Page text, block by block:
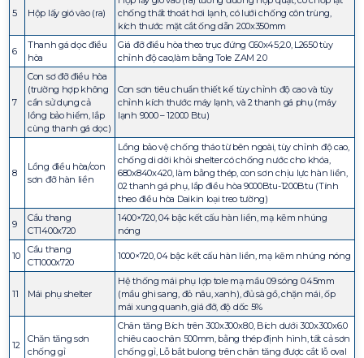
5 Hộp lấy gió vào (ra)
chống thất thoát hơi lạnh, có lưới chống côn trùng,
kích thước mặt cắt ống dẫn 200x350mm
6
Thanh gá dọc điều
hòa
Giá đỡ điều hòa theo trục đứng C60x45;2.0, L2650 tùy
chỉnh độ cao,làm bằng Tole ZAM 2.0
7
Con sơ đỡ điều hòa
(trường hợp không
cần sử dụng cả
lồng bảo hiểm, lắp
cùng thanh gá dọc)
Con sơn tiêu chuẩn thiết kế tùy chỉnh độ cao và tùy
chỉnh kích thước máy lạnh, và 2 thanh gá phụ (máy
lạnh 9000 – 12000 Btu)
8
Lồng điều hòa/con
sơn đỡ hàn liền
Lồng bảo vệ chống tháo từ bên ngoài, tùy chỉnh độ cao,
chống di dời khỏi shelter có chống nước cho khóa,
680x840x420, làm bằng thép, con sơn chịu lực hàn liền,
02 thanh gá phụ, lắp điều hòa 9000Btu-1200Btu (Tính
theo điều hòa Daikin loại treo tường)
9
Cầu thang
CT1400x720
1400×720, 04 bậc kết cấu hàn liền, mạ kẽm nhúng
nóng
10
Cầu thang
CT1000x720
1000×720, 04 bậc kết cấu hàn liền, mạ kẽm nhúng nóng
11 Mái phụ shelter
Hệ thống mái phụ lợp tole mạ mầu 09 sóng 0.45mm
(mầu ghi sang, đỏ nâu, xanh), đủ sà gồ, chặn mái, ốp
mái xung quanh, giá đỡ, độ dốc 5%
12
Chăn tăng sơn
chống gỉ
Chân tăng Bích trên 300x300x8.0, Bích dưới 300x300x6.0
chiêu cao chân 500mm, bằng thép định hình, tất cả sơn
chống gỉ, Lỗ bắt bulong trên chân tăng được cắt lỗ oval